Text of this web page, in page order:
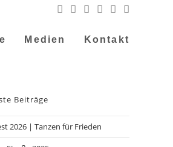
Medien Kontakt
Beiträge
2026 | Tanzen für Frieden